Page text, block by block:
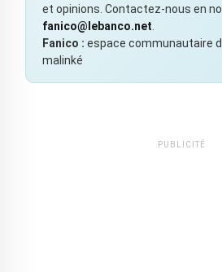
et opinions. Contactez-nous en
fanico@lebanco.net
Fanico : espace communautaire
malinké
PUBLICITÉ